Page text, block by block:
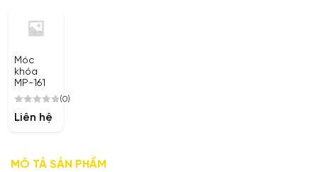
Móc
khóa
MP-161
0
(0)
Liên hệ
MÔ TẢ SẢN PHẨM